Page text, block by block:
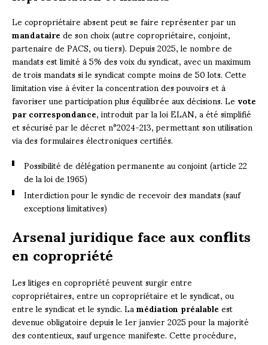
Le copropriétaire absent peut se faire représenter par un
mandatairede son choix (autre copropriétaire, conjoint,
partenaire de PACS, ou tiers). Depuis 2025, le nombre de
mandats est limité à 5% des voix du syndicat, avec un maximum
de trois mandats si le syndicat compte moins de 50 lots. Cette
limitation vise à éviter la concentration des pouvoirs et à
favoriser une participation plus équilibrée aux décisions. Levote
par correspondance, introduit par la loi ELAN, a été simplifié
et sécurisé par le décret n°2024-213, permettant son utilisation
via des formulaires électroniques certifiés.
Possibilité de délégation permanente au conjoint (article 22
de la loi de 1965)
Interdiction pour le syndic de recevoir des mandats (sauf
exceptions limitatives)
Arsenal juridique face aux conflits
en copropriété
Les litiges en copropriété peuvent surgir entre
copropriétaires, entre un copropriétaire et le syndicat, ou
entre le syndicat et le syndic. Lamédiation préalableest
devenue obligatoire depuis le 1er janvier 2025 pour la majorité
des contentieux, sauf urgence manifeste. Cette procédure,